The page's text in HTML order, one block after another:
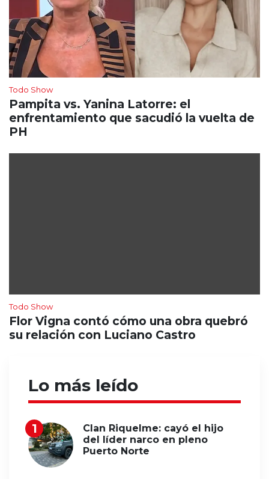
Todo Show
Pampita vs. Yanina Latorre: el
enfrentamiento que sacudió la vuelta de
PH
Todo Show
Flor Vigna contó cómo una obra quebró
su relación con Luciano Castro
Lo más leído
Clan Riquelme: cayó el hijo
del líder narco en pleno
Puerto Norte